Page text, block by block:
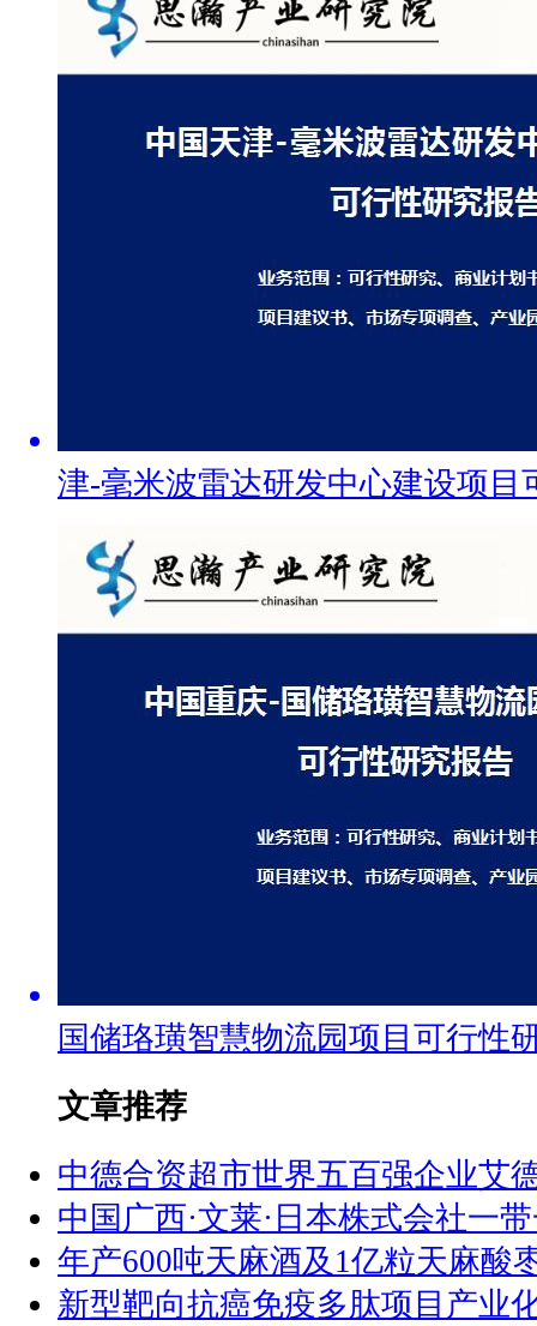
津-毫米波雷达研发中心建设项目
国储珞璜智慧物流园项目可行性
文章推荐
中德合资超市世界五百强企业艾
中国广西·文莱·日本株式会社一
年产600吨天麻酒及1亿粒天麻酸
新型靶向抗癌免疫多肽项目产业